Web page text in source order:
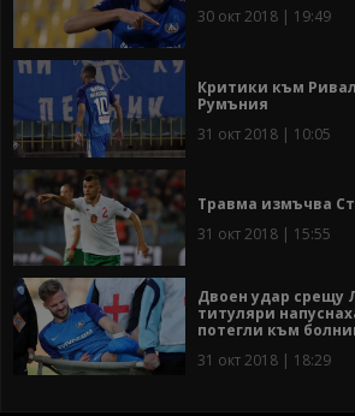
30 окт 2018 | 19:49
Критики към
Румъния
31 окт 2018 | 10:05
Травма измъчва
31 окт 2018 | 15:55
Двоен удар срещу
титуляри
потегли към
31 окт 2018 | 18:29